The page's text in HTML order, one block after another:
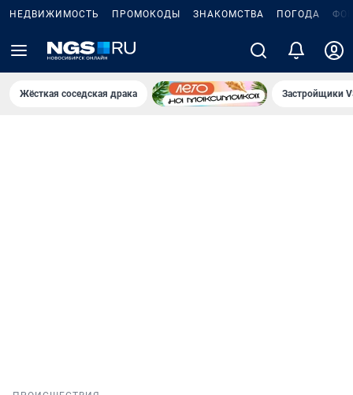
НЕДВИЖИМОСТЬ ПРОМОКОДЫ ЗНАКОМСТВА ПОГОДА
Жёсткая соседская драка Застройщики